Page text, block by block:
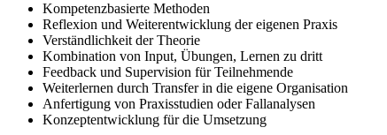
Kompetenzbasierte Methoden
Reflexion und Weiterentwicklung der eigenen Praxis
Verständlichkeit der Theorie
Kombination von Input, Übungen, Lernen zu dritt
Feedback und Supervision für Teilnehmende
Weiterlernen durch Transfer in die eigene Organisation
Anfertigung von Praxisstudien oder Fallanalysen
Konzeptentwicklung für die Umsetzung